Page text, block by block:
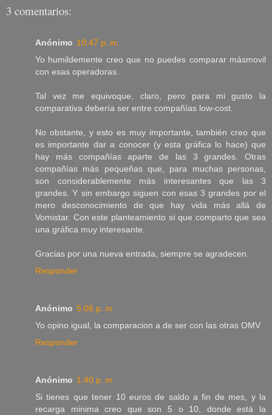
3 comentarios:
Anónimo 10:47 p. m.
Yo humildemente creo que no puedes comparar másmovil
con esas operadoras.
Tal vez me equivoque, claro, pero para mi gusto la
comparativa debería ser entre compañías low-cost.
No obstante, y esto es muy importante, también creo que
es importante dar a conocer (y esta gráfica lo hace) que
hay más compañías aparte de las 3 grandes. Otras
compañías más pequeñas que, para muchas personas,
son considerablemente más interesantes que las 3
grandes. Y sin embargo siguen con esas 3 grandes por el
mero desconocimiento de que hay vida más allá de
Vomistar. Con este planteamiento sí que comparto que sea
una gráfica muy interesante.
Gracias por una nueva entrada, siempre se agradecen.
Responder
Anónimo 5:06 p. m.
Yo opino igual, la comparacion a de ser con las otras OMV
Responder
Anónimo 1:40 p. m.
Si tienes que tener 10 euros de saldo a fin de mes, y la
recarga minima creo que son 5 o 10, donde está la